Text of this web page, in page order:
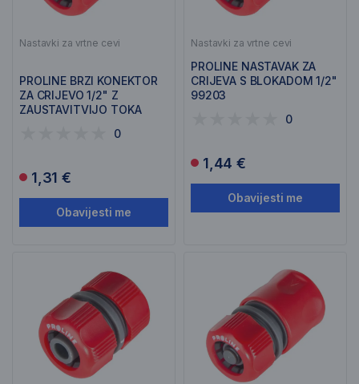
Nastavki za vrtne cevi
PROLINE BRZI KONEKTOR
ZA CRIJEVO 1/2" Z
ZAUSTAVITVIJO TOKA
0
1,31 €
Obavijesti me
Nastavki za vrtne cevi
PROLINE NASTAVAK ZA
CRIJEVA S BLOKADOM 1/2"
99203
0
1,44 €
Obavijesti me